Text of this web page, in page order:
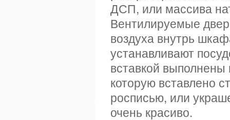
ДСП, или массива
Вентилируемые
воздуха внутрь
устанавливают
вставкой выполнены
которую вставлено
росписью, или
очень красиво.